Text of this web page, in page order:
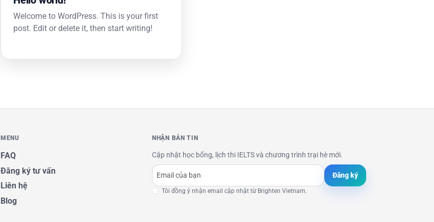
Welcome to WordPress. This is your first
post. Edit or delete it, then start writing!
MENU
FAQ
Đăng ký tư vấn
Liên hệ
Blog
NHẬN BẢN TIN
Cập nhật học bổng, lịch thi IELTS và chương trình trại hè mới.
Đăng ký
Tôi đồng ý nhận email cập nhật từ Brighten Vietnam.
Gọi ngay